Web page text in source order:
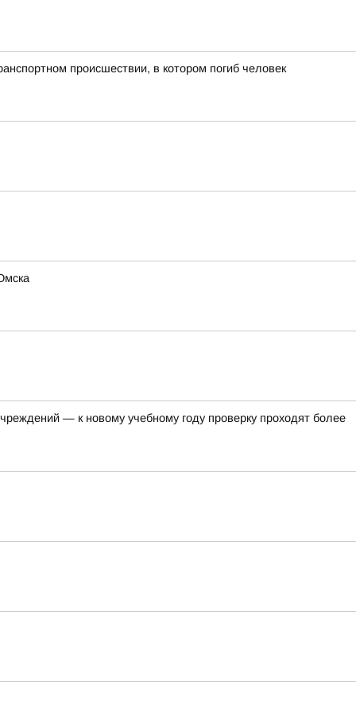
происшествии, в котором погиб человек
— к новому учебному году проверку проходят более